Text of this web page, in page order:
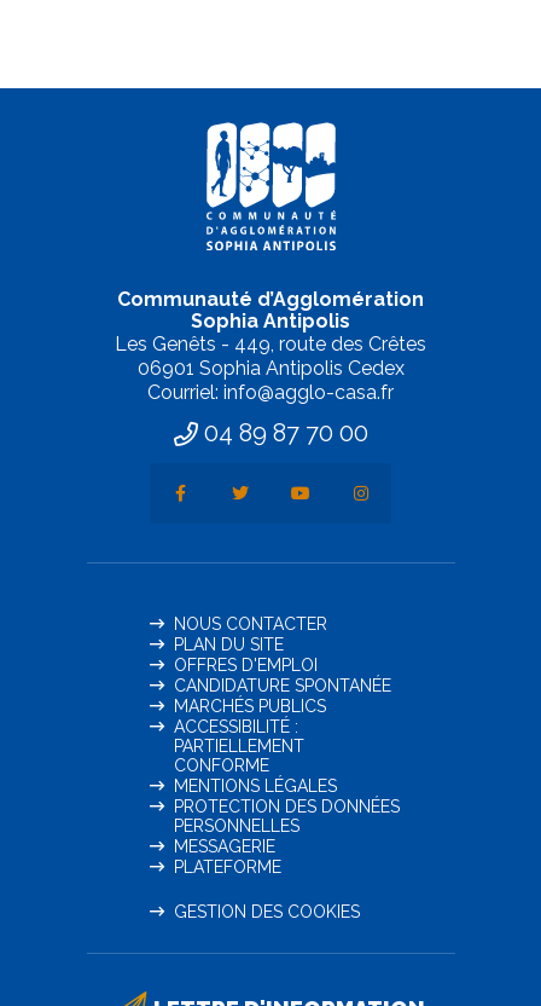
Communauté d’Agglomération
Sophia Antipolis
Les Genêts - 449, route des Crêtes
06901 Sophia Antipolis Cedex
Courriel: info@agglo-casa.fr
04 89 87 70 00
NOUS CONTACTER
PLAN DU SITE
OFFRES D'EMPLOI
CANDIDATURE SPONTANÉE
MARCHÉS PUBLICS
ACCESSIBILITÉ :
PARTIELLEMENT
CONFORME
MENTIONS LÉGALES
PROTECTION DES DONNÉES
PERSONNELLES
MESSAGERIE
PLATEFORME
GESTION DES COOKIES